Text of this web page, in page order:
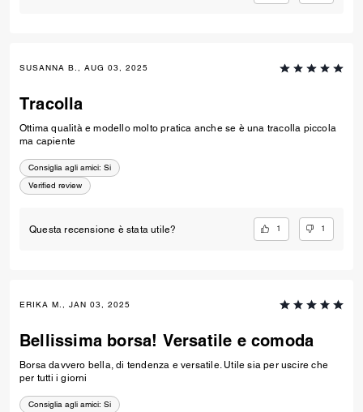
SUSANNA B., AUG 03, 2025
Tracolla
Ottima qualità e modello molto pratica anche se è una tracolla piccola
ma capiente
Consiglia agli amici: Si
Verified review
Questa recensione è stata utile? 1 1
ERIKA M., JAN 03, 2025
Bellissima borsa! Versatile e comoda
Borsa davvero bella, di tendenza e versatile. Utile sia per uscire che
per tutti i giorni
Consiglia agli amici: Si